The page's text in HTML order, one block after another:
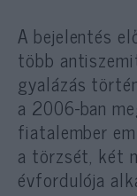
A bejelentés
több
gyalázás
a 2006-ban
fiatalember
a törzsét, két
évfordulója